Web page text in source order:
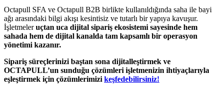
Octapull SFA ve Octapull B2B birlikte kullanıldığında saha ile bayi
ağı arasındaki bilgi akışı kesintisiz ve tutarlı bir yapıya kavuşur.
İşletmeleruçtan uca dijital sipariş ekosistemi sayesinde hem
sahada hem de dijital kanalda tam kapsamlı bir operasyon
yönetimi kazanır.
Sipariş süreçlerinizi baştan sona dijitalleştirmek ve
OCTAPULL’un sunduğu çözümleri işletmenizin ihtiyaçlarıyla
eşleştirmek için çözümlerimizi keşfedebilirsiniz!